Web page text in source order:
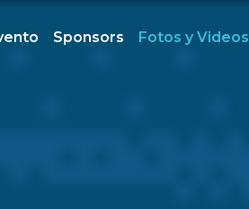
Sponsors Fotos y Videos